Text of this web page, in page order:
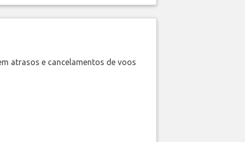
atrasos e cancelamentos de voos